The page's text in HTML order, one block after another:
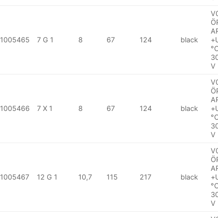
1005465 7 G 1 8 67 124 black
V
1005466 7 X 1 8 67 124 black
V
1005467 12 G 1 10,7 115 217 black
V